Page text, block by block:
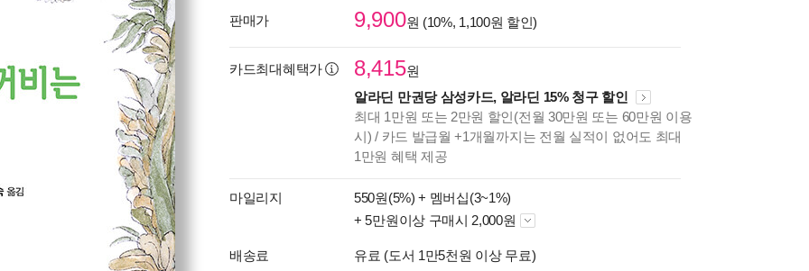
판매가
9,900원 (10%, 1,100원 할인)
카드최대혜택가 8,415원
알라딘 만권당 삼성카드, 알라딘 15% 청구 할인
최대 1만원 또는 2만원 할인(전월 30만원 또는 60만원 이용
시) / 카드 발급월 +1개월까지는 전월 실적이 없어도 최대
1만원 혜택 제공
마일리지 550원(5%) + 멤버십(3~1%)
+ 5만원이상 구매시 2,000원
배송료 유료 (도서 1만5천원 이상 무료)